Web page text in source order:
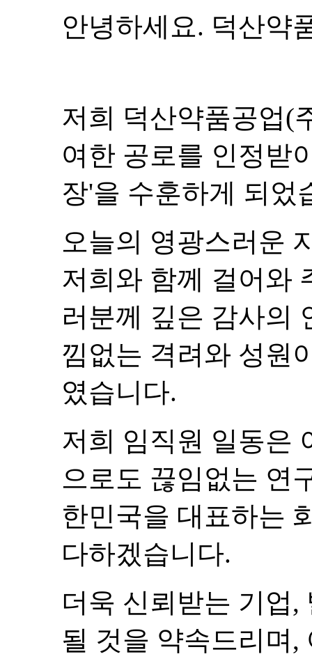
안녕하세요. 덕산약
저희 덕산약품공업(
여한 공로를 인정받
장'을 수훈하게 되었
오늘의 영광스러운
저희와 함께 걸어와
러분께 깊은 감사의
낌없는 격려와 성원
였습니다.
저희 임직원 일동은
으로도 끊임없는 연
한민국을 대표하는
다하겠습니다.
더욱 신뢰받는 기업
될 것을 약속드리며